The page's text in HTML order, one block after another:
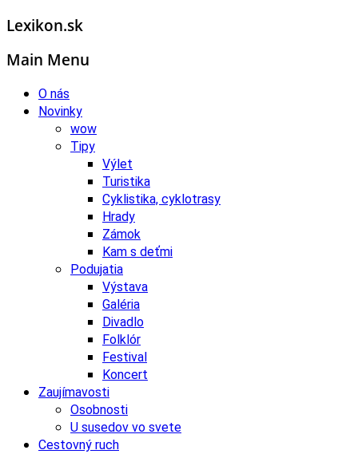
Lexikon.sk
Main Menu
O nás
Novinky
wow
Tipy
Výlet
Turistika
Cyklistika, cyklotrasy
Hrady
Zámok
Kam s deťmi
Podujatia
Výstava
Galéria
Divadlo
Folklór
Festival
Koncert
Zaujímavosti
Osobnosti
U susedov vo svete
Cestovný ruch